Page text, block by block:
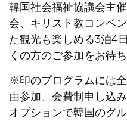
韓国社会福祉協議会主
会、キリスト教コンベ
た観光も楽しめる3泊4
くの方のご参加をお待
※印のプログラムには
由参加、会費制申し込
オプションで韓国のグ